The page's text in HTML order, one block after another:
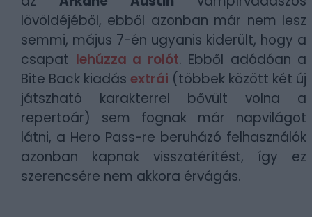
lövöldéjéből, ebből azonban már nem lesz
semmi, május 7-én ugyanis kiderült, hogy a
csapat lehúzza a rolót. Ebből adódóan a
Bite Back kiadás extrái (többek között két új
játszható karakterrel bővült volna a
repertoár) sem fognak már napvilágot
látni, a Hero Pass-re beruházó felhasználók
azonban kapnak visszatérítést, így ez
szerencsére nem akkora érvágás.